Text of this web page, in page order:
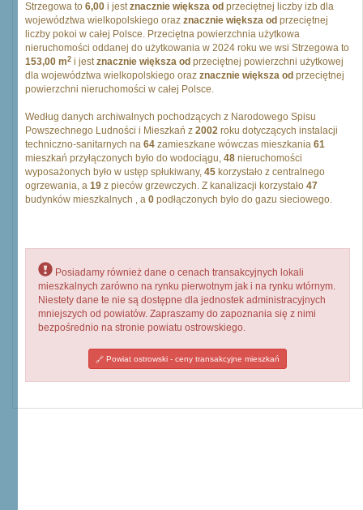
Strzegowa to 6,00 i jestznacznie większa od przeciętnej liczby izb dla
województwa wielkopolskiego oraz znacznie większa od przeciętnej
liczby pokoi w całej Polsce. Przeciętna powierzchnia użytkowa
nieruchomości oddanej do użytkowania w 2024 roku we wsi Strzegowa to
153,00 m2 i jestznacznie większa od przeciętnej powierzchni użytkowej
dla województwa wielkopolskiego oraz znacznie większa od przeciętnej
powierzchni nieruchomości w całej Polsce.
Według danych archiwalnych pochodzących z Narodowego Spisu
Powszechnego Ludności i Mieszkań z 2002 roku dotyczących instalacji
techniczno-sanitarnych na 64 zamieszkane wówczas mieszkania 61
mieszkań przyłączonych było do wodociągu, 48 nieruchomości
wyposażonych było w ustęp spłukiwany, 45 korzystało z centralnego
ogrzewania, a 19 z pieców grzewczych. Z kanalizacji korzystało 47
budynków mieszkalnych , a 0 podłączonych było do gazu sieciowego.
Posiadamy również dane o cenach transakcyjnych lokali
mieszkalnych zarówno na rynku pierwotnym jak i na rynku wtórnym.
Niestety dane te nie są dostępne dla jednostek administracyjnych
mniejszych od powiatów. Zapraszamy do zapoznania się z nimi
bezpośrednio na stronie powiatu ostrowskiego.
Powiat ostrowski - ceny transakcyjne mieszkań